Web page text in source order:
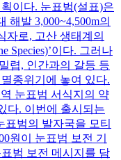
이다. 눈표범(설표)은
해발 3,000~4,500m의
자로, 고산 생태계의
Species)’이다. 그러나
렵, 인간과의 갈등 등
종위기에 놓여 있다.
눈표범 서식지의 약
다. 이번에 출시되는
표범의 발자국을 모티
원이 눈표범 보전 기
범 보전 메시지를 담